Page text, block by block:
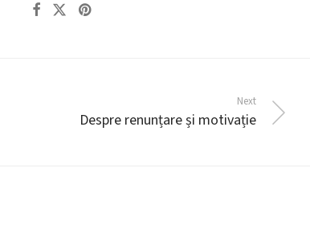
Next
Despre renunțare și motivație